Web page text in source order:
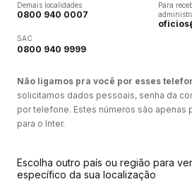
Demais localidades
0800 940 0007
SAC
0800 940 9999
Para
Não ligamos pra você por esses
solicitamos dados pessoais, senha da
por telefone. Estes números são apenas
para o Inter.
Escolha outro país ou região para
específico da sua localização